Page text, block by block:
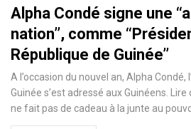
Alpha Condé signe une
nation’’, comme
République de Guinée’’
A l’occasion du nouvel an, Alpha Condé,
Guinée s’est adressé aux Guinéens.
ne fait pas de cadeau à la junte au